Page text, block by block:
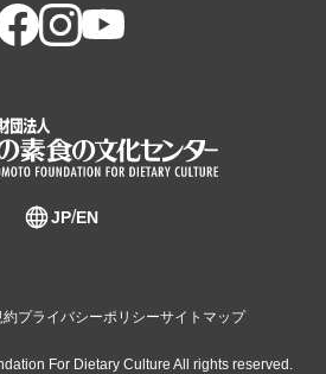
JP EN
約プライバシーポリシーサイトマップ
For Dietary Culture All rights reserved.